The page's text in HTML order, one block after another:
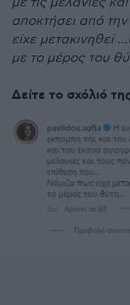
αποκτήσει από
είχε μετακινηθεί
με το μέρος του
Δείτε το σχόλιό